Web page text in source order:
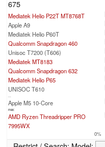
675
Mediatek Helio P22T MT8768T
Apple A9
Mediatek Helio P60T
Qualcomm Snapdragon 460
Unisoc T7200 (T606)
Mediatek MT8183
Qualcomm Snapdragon 632
Mediatek Helio P65
UNISOC T610
Apple M5 10-Core
max:
AMD Ryzen Threadripper PRO
7995WX
0%